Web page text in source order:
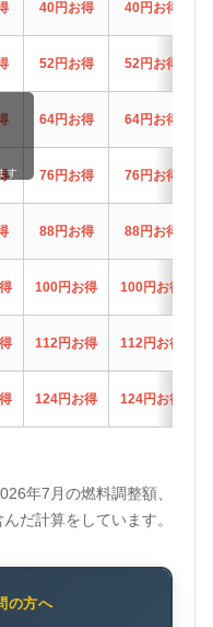
40円お得 40円お得
52円お得 52円お得
64円お得 64円お得
76円お得 76円お得
88円お得 88円お得
100円お得 100円お得
112円お得 112円お得
124円お得 124円お得
す
年7月の燃料調整額、
だ計算をしています。
の方へ